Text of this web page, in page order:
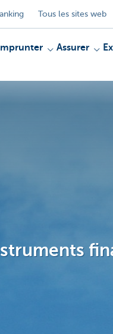
Tous les sites web
Assurer